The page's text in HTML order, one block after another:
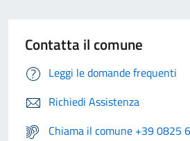
Contatta il comune
Leggi le domande frequenti
Richiedi Assistenza
Chiama il comune +39 0825